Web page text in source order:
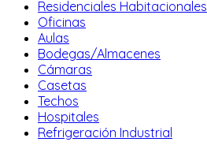
Residenciales Habitacionales
Oficinas
Aulas
Bodegas/Almacenes
Cámaras
Casetas
Techos
Hospitales
Refrigeración Industrial